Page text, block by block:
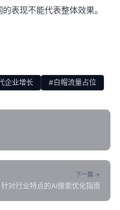
表现不能代表整体效果。
企业增长 #白帽流量占位
下一篇 →
对行业特点的AI搜索优化指南